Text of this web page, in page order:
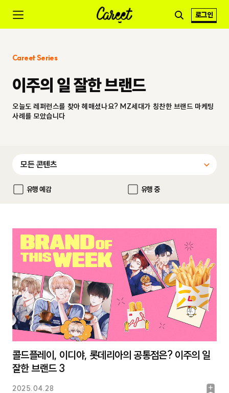
로그인
Careet Series
이주의 일 잘한 브랜드
오늘도 레퍼런스를 찾아 헤매셨나요? MZ세대가 칭찬한 브랜드 마케팅
사례를 모았습니다
유행 예감 유행 중
콜드플레이, 이디야, 롯데리아의 공통점은? 이주의 일
잘한 브랜드 3
2025.04.28
북